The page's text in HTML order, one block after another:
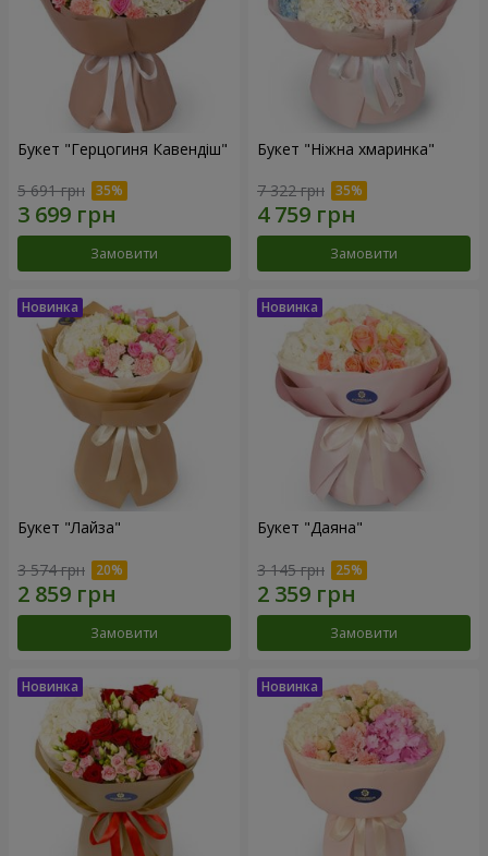
Букет "Герцогиня Кавендіш"
5 691 грн
Замовити
Букет "Ніжна хмаринка"
7 322 грн
Замовити
Букет "Лайза"
3 574 грн
Замовити
Букет "Даяна"
3 145 грн
Замовити